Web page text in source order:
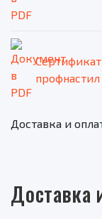
Сертификат
профнастил
Доставка и
Доставка